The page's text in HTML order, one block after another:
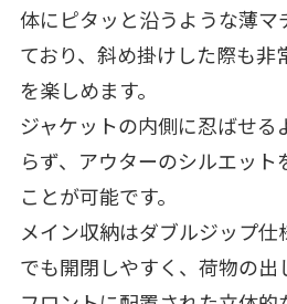
体にピタッと沿うような薄マ
ており、斜め掛けした際も非
を楽しめます。
ジャケットの内側に忍ばせる
らず、アウターのシルエット
ことが可能です。
メイン収納はダブルジップ
でも開閉しやすく、荷物の出